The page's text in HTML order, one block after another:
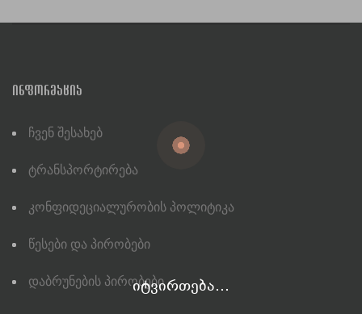
იტვირთება...
ᲘᲜᲤᲝᲠᲛᲐᲪᲘᲐ
Ჩვენ Შესახებ
Ტრანსპორტირება
Კონფიდეციალურობის Პოლიტიკა
Წესები Და Პირობები
Დაბრუნების Პირობები